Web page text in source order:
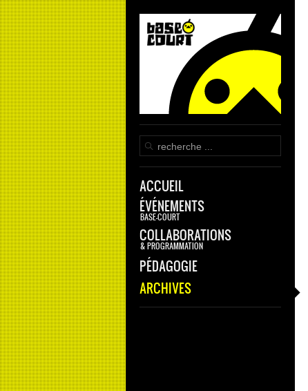
ACCUEIL
ÉVÉNEMENTS
BASE-COURT
COLLABORATIONS
& PROGRAMMATION
PÉDAGOGIE
ARCHIVES